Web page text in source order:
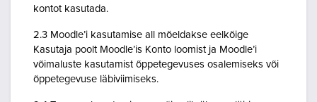
kontot kasutada.
2.3 Moodle’i kasutamise all mõeldakse eelkõige
Kasutaja poolt Moodle’is Konto loomist ja Moodle’i
võimaluste kasutamist õppetegevuses osalemiseks või
õppetegevuse läbiviimiseks.